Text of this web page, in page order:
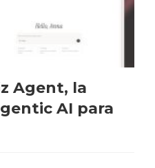
Agent, la
AI para